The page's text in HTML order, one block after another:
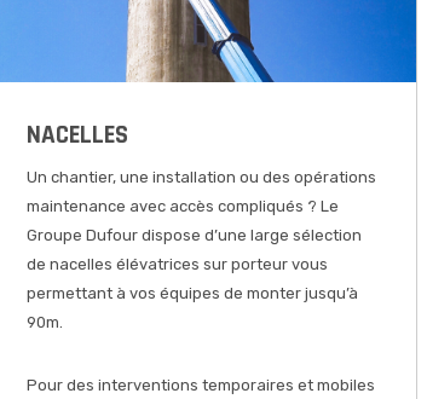
NACELLES
Un chantier, une installation ou des opérations
maintenance avec accès compliqués ? Le
Groupe Dufour dispose d’une large sélection
de nacelles élévatrices sur porteur vous
permettant à vos équipes de monter jusqu’à
90m.
Pour des interventions temporaires et mobiles